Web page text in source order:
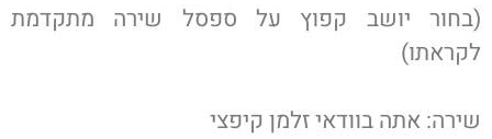
(בחור יושב קפוץ על ספסל שירה מתקדמת
לקראתו)
שירה: אתה בוודאי זלמן קיפצי